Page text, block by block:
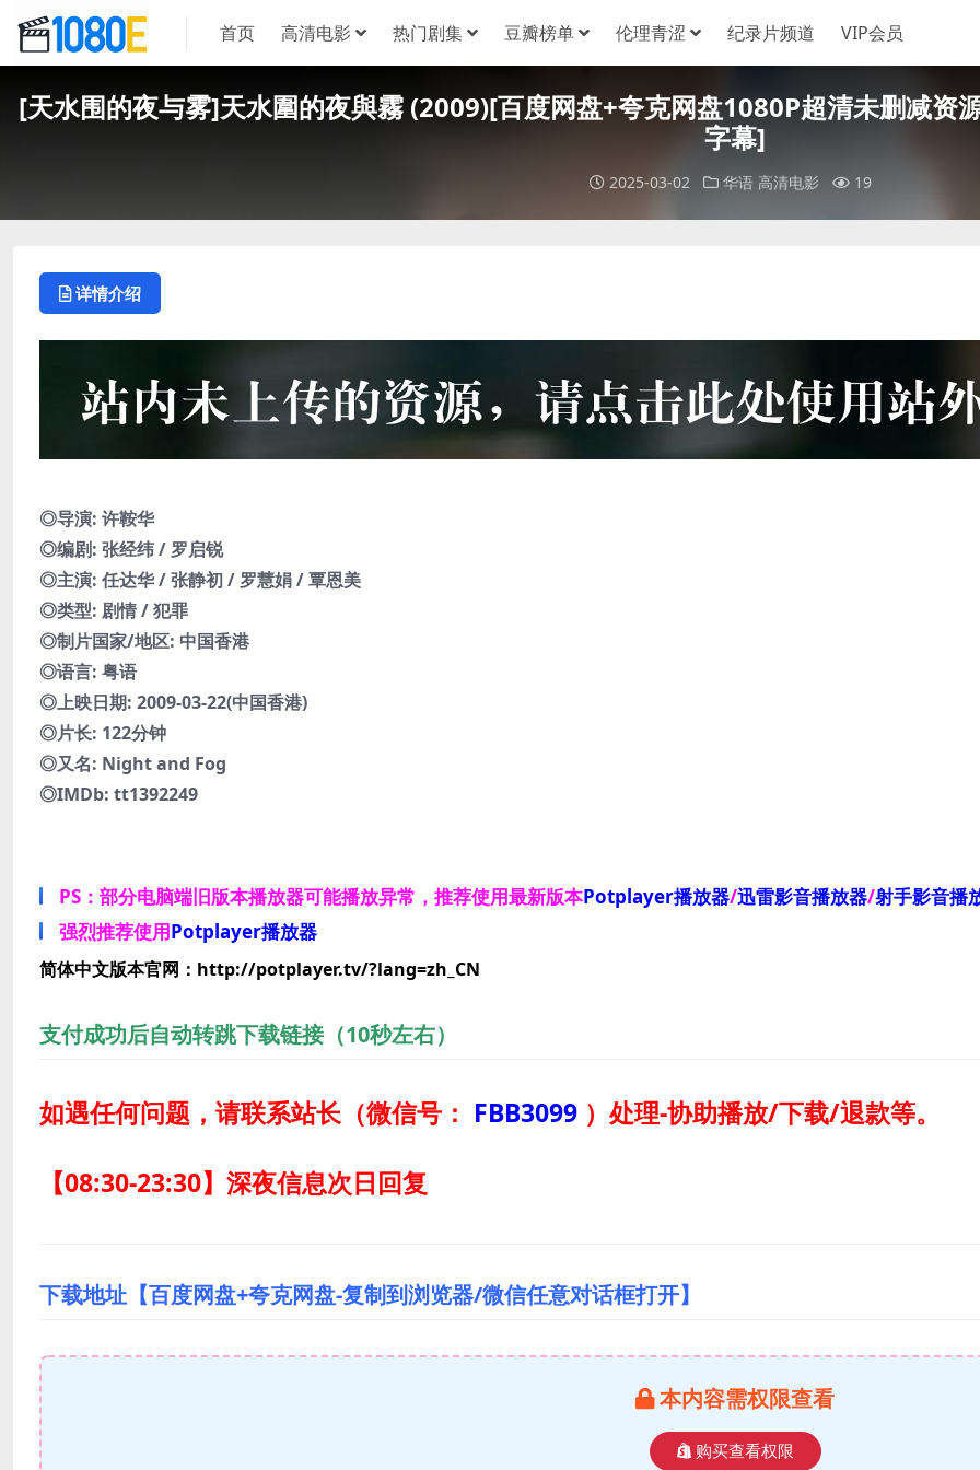
首页 高清电影 热门剧集 豆瓣榜单 伦理青涩 纪录片频道 VIP会员
[天水围的夜与雾]天水圍的夜與霧 (2009)[百度网盘+夸克网盘1080P超清未删减
字幕]
2025-03-02 华语 高清电影 19
详情介绍
◎导演: 许鞍华
◎编剧: 张经纬 / 罗启锐
◎主演: 任达华 / 张静初 / 罗慧娟 / 覃恩美
◎类型: 剧情 / 犯罪
◎制片国家/地区: 中国香港
◎语言: 粤语
◎上映日期: 2009-03-22(中国香港)
◎片长: 122分钟
◎又名: Night and Fog
◎IMDb: tt1392249
PS：部分电脑端旧版本播放器可能播放异常，推荐使用最新版本Potplayer播放器/迅雷影音播放器/射手影音播
强烈推荐使用Potplayer播放器
简体中文版本官网：http://potplayer.tv/?lang=zh_CN
支付成功后自动转跳下载链接（10秒左右）
如遇任何问题，请联系站长（微信号： FBB3099 ） 处理-协助播放/下载/退款等。
【08:30-23:30】深夜信息次日回复
下载地址【百度网盘+夸克网盘-复制到浏览器/微信任意对话框打开】
本内容需权限查看
购买查看权限